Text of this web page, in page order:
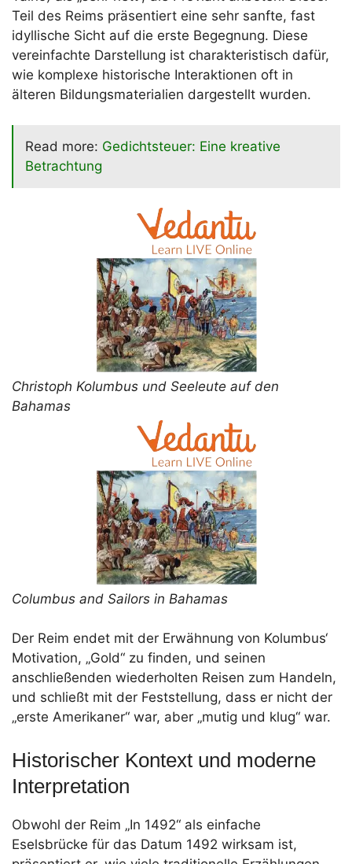
Teil des Reims präsentiert eine sehr sanfte, fast
idyllische Sicht auf die erste Begegnung. Diese
vereinfachte Darstellung ist charakteristisch dafür,
wie komplexe historische Interaktionen oft in
älteren Bildungsmaterialien dargestellt wurden.
Read more: Gedichtsteuer: Eine kreative
Betrachtung
Christoph Kolumbus und Seeleute auf den
Bahamas
Columbus and Sailors in Bahamas
Der Reim endet mit der Erwähnung von Kolumbus‘
Motivation, „Gold“ zu finden, und seinen
anschließenden wiederholten Reisen zum Handeln,
und schließt mit der Feststellung, dass er nicht der
„erste Amerikaner“ war, aber „mutig und klug“ war.
Historischer Kontext und moderne
Interpretation
Obwohl der Reim „In 1492“ als einfache
Eselsbrücke für das Datum 1492 wirksam ist,